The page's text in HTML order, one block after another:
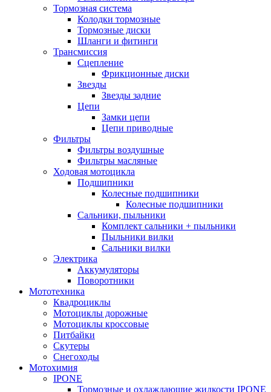
Тормозная система
Колодки тормозные
Тормозные диски
Шланги и фитинги
Трансмиссия
Cцепление
Фрикционные диски
Звезды
Звезды задние
Цепи
Замки цепи
Цепи приводные
Фильтры
Фильтры воздушные
Фильтры масляные
Ходовая мотоцикла
Подшипники
Колесные подшипники
Колесные подшипники
Сальники, пыльники
Комплект сальники + пыльники
Пыльники вилки
Сальники вилки
Электрика
Аккумуляторы
Поворотники
Мототехника
Квадроциклы
Мотоциклы дорожные
Мотоциклы кроссовые
Питбайки
Скутеры
Снегоходы
Мотохимия
IPONE
Тормозные и охлаждающие жидкости IPONE